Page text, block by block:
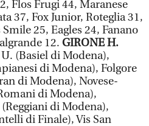
Flos Frugi 44, Maranese
37, Fox Junior, Roteglia 31,
25, Eagles 24, Fanano
12. GIRONE H.
(Basiel di Modena),
di Modena), Folgore
di Modena), Novese-
di Modena),
di Modena),
di Finale), Vis San